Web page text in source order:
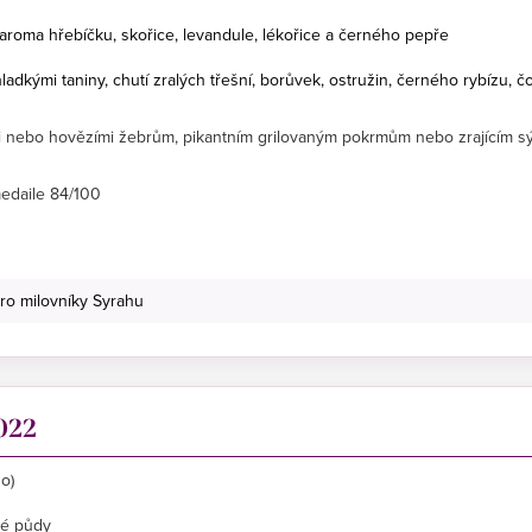
hřebíčku, skořice, levandule, lékořice a černého pepře
taniny, chutí zralých třešní, borůvek, ostružin, černého rybízu,
hovězími žebrům, pikantním grilovaným pokrmům nebo zrajícím
84/100
milovníky Syrahu
půdy